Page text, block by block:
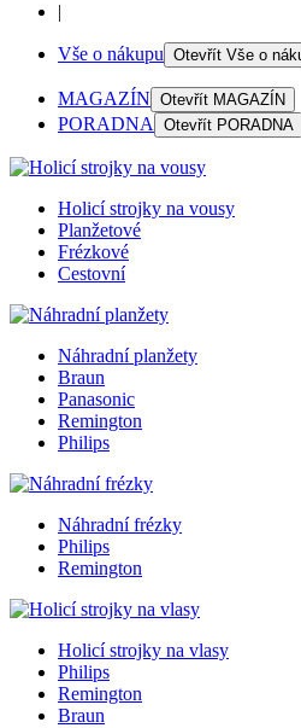
|
Vše o nákupu Otevřít Vše o
MAGAZÍN Otevřít MAGAZÍN
PORADNA Otevřít PORADNA
Holicí strojky na vousy
Planžetové
Frézkové
Cestovní
Náhradní planžety
Braun
Panasonic
Remington
Philips
Náhradní frézky
Philips
Remington
Holicí strojky na vlasy
Philips
Remington
Braun